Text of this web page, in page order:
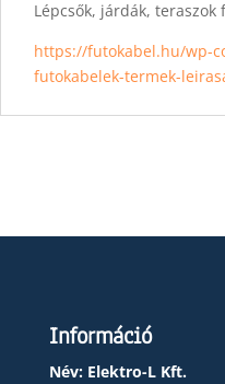
Lépcsők, járdák, teraszok
https://futokabel.hu/wp-
futokabelek-termek-
Információ
Név: Elektro-L Kft.